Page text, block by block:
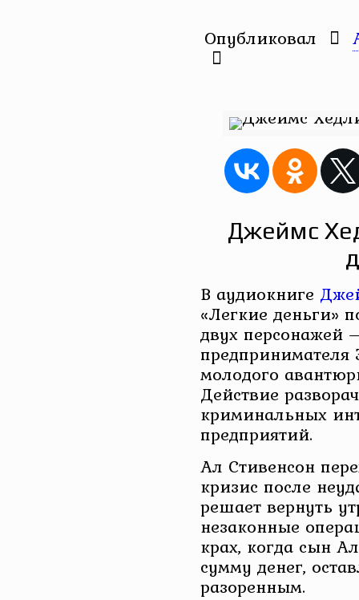
Опубликовал
Джеймс
В аудиокниге
«Легкие деньги»
двух персонажей
предпринимателя
молодого
Действие
криминальных
предприятий.
Ал Стивенсон
кризис после
решает вернуть
незаконные
крах, когда сын
сумму денег,
разоренным.